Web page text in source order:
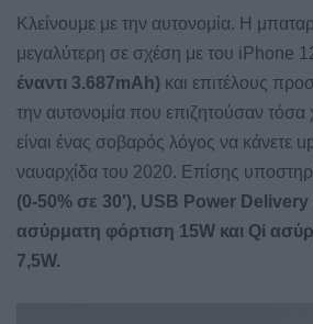
Κλείνουμε με την αυτονομία. Η
μεγαλύτερη σε σχέση με του iPhone
έναντι 3.687mAh) και επιτέλους
την αυτονομία που επιζητούσαν τόσα
είναι ένας σοβαρός λόγος να κάνετε
ναυαρχίδα του 2020. Επίσης
(0-50% σε 30′), USB Power
ασύρματη φόρτιση 15W και Qi
7,5W.